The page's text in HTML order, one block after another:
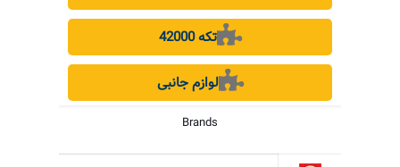
42000 تکه
لوازم جانبی
Brands